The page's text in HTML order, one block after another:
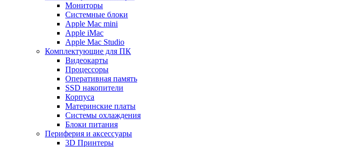
Мониторы
Системные блоки
Apple Mac mini
Apple iMac
Apple Mac Studio
Комплектующие для ПК
Видеокарты
Процессоры
Оперативная память
SSD накопители
Корпуса
Материнские платы
Системы охлаждения
Блоки питания
Периферия и аксессуары
3D Принтеры